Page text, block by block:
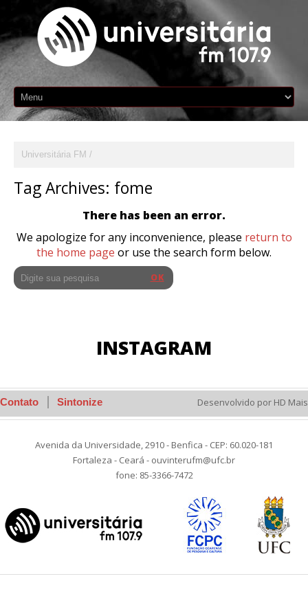
Universitária FM
Tag Archives: fome
There has been an error.
We apologize for any inconvenience, please return to
the home page or use the search form below.
INSTAGRAM
Contato Sintonize Desenvolvido por HD Mais
Avenida da Universidade, 2910 - Benfica - CEP: 60.020-181
Fortaleza - Ceará - ouvinterufm@ufc.br
fone: 85-3366-7472